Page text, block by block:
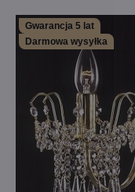
Gwarancja 5 lat
Darmowa wysyłka